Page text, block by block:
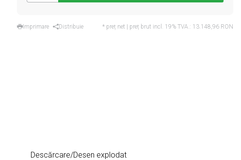
Imprimare Distribuie * preț net | preț brut incl. 19% TVA.: 13.148,96 RON
Descărcare/Desen explodat